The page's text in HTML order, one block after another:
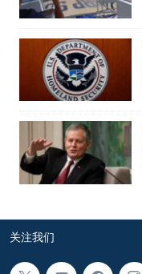
关注我们